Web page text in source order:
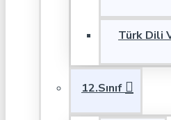
Türk Dili
12.Sınıf